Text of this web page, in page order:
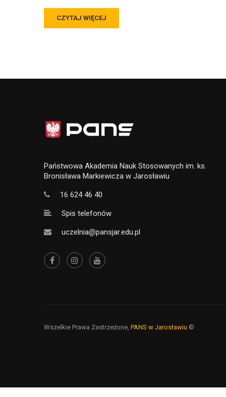
CZYTAJ WIĘCEJ
Państwowa Akademia Nauk Stosowanych im. ks.
Bronisława Markiewicza w Jarosławiu
16 624 46 40
Spis telefonów
uczelnia@pansjar.edu.pl
Wszelkie Prawa Zastrzeżone, PANS w Jarosławiu ©